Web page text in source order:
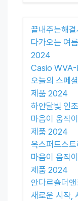
끝내주는해
다가오는 여
2024
Casio
오늘의 스페
제품 2024
하얀달빛 인
마음이 움직
제품 2024
옥스퍼드스
마음이 움직
제품 2024
안다르숄더
새로운 시작,